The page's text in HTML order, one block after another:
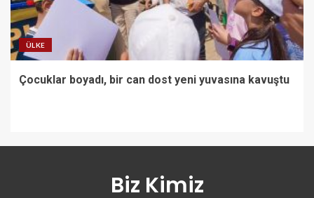
ÜLKE
Çocuklar boyadı, bir can dost yeni yuvasına kavuştu
Biz Kimiz